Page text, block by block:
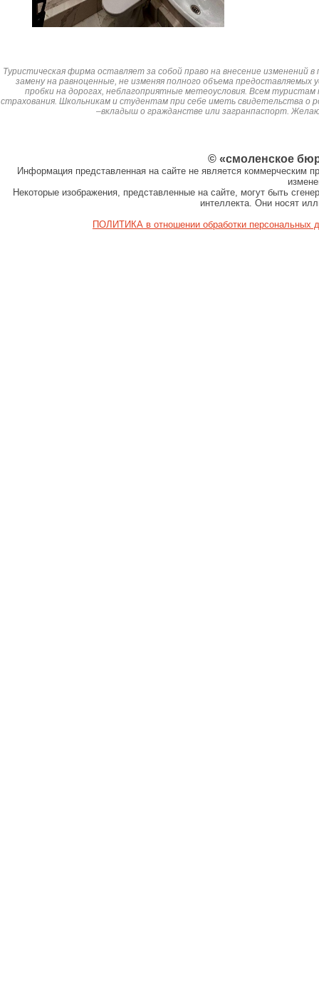
Туристическая фирма оставляет за собой право на внесение изменений
замену на равноценные, не изменяя полного объема
пробки на дорогах, неблагоприятные метеоусловия. Всем
страхования. Школьникам и студентам при себе иметь свидетельства о
–вкладыш о гражданстве или загранпаспорт.
© «смоленское
Информация представленная на сайте не является коммерческим
Некоторые изображения, представленные на сайте, могут быть
интеллекта. Они носят
ПОЛИТИКА в отношении обработки